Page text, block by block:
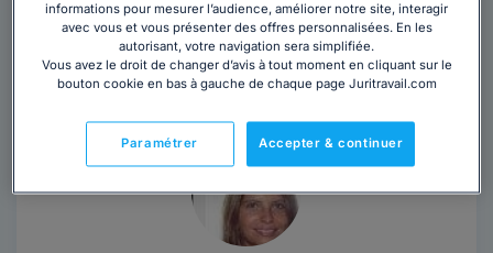
Isère,Grenoble, 38000
Contacter cet avocat
informations pour mesurer l’audience, améliorer notre site, interagir
avec vous et vous présenter des offres personnalisées. En les
autorisant, votre navigation sera simplifiée.
Vous avez le droit de changer d’avis à tout moment en cliquant sur le
bouton cookie en bas à gauche de chaque page Juritravail.com
Accepter & continuer
Paramétrer